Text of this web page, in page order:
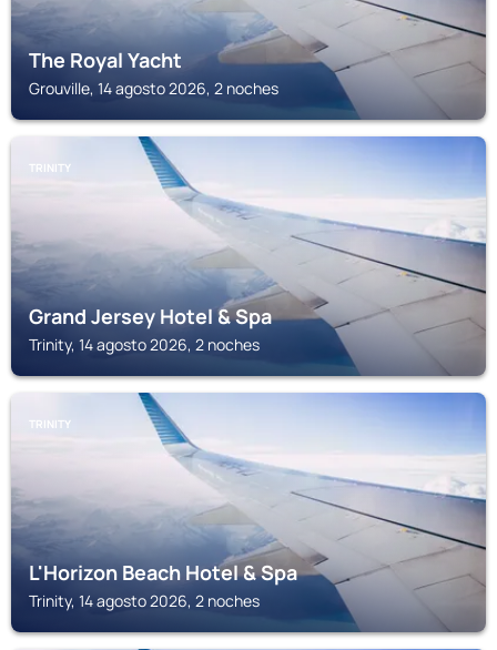
The Royal Yacht
Grouville, 14 agosto 2026, 2 noches
TRINITY
Grand Jersey Hotel & Spa
Trinity, 14 agosto 2026, 2 noches
TRINITY
L'Horizon Beach Hotel & Spa
Trinity, 14 agosto 2026, 2 noches